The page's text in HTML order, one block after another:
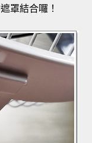
罩結合囉！